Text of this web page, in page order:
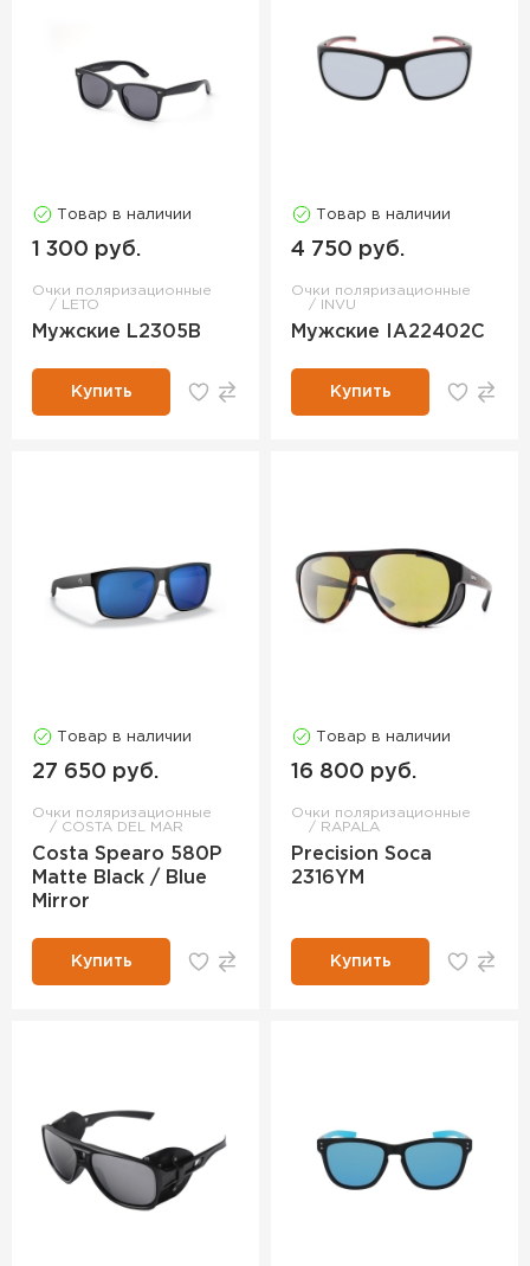
Товар в наличии
1 300 руб.
Очки поляризационные
LETO
Мужские L2305B
Купить
Товар в наличии
4 750 руб.
Очки поляризационные
INVU
Мужские IA22402C
Купить
Товар в наличии
27 650 руб.
Очки поляризационные
COSTA DEL MAR
Costa Spearo 580P
Matte Black / Blue
Mirror
Купить
Товар в наличии
16 800 руб.
Очки поляризационные
RAPALA
Precision Soca
2316YM
Купить